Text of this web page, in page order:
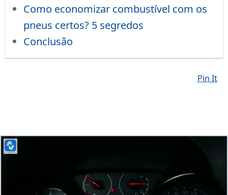
Como economizar combustível com os
pneus certos? 5 segredos
Conclusão
Pin It